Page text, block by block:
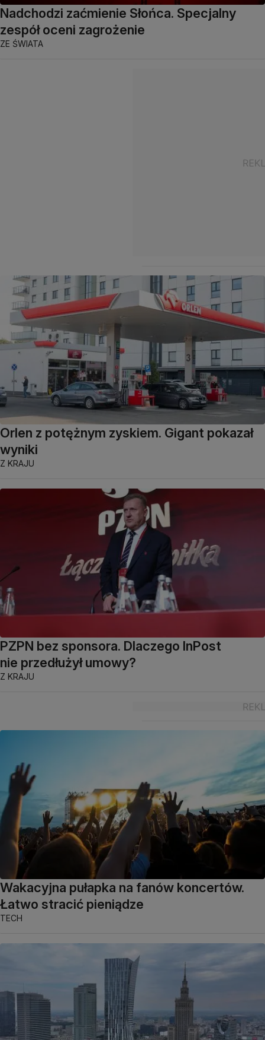
Nadchodzi zaćmienie Słońca. Specjalny
zespół oceni zagrożenie
ZE ŚWIATA
Orlen z potężnym zyskiem. Gigant pokazał
wyniki
Z KRAJU
PZPN bez sponsora. Dlaczego InPost
nie przedłużył umowy?
Z KRAJU
Wakacyjna pułapka na fanów koncertów.
Łatwo stracić pieniądze
TECH